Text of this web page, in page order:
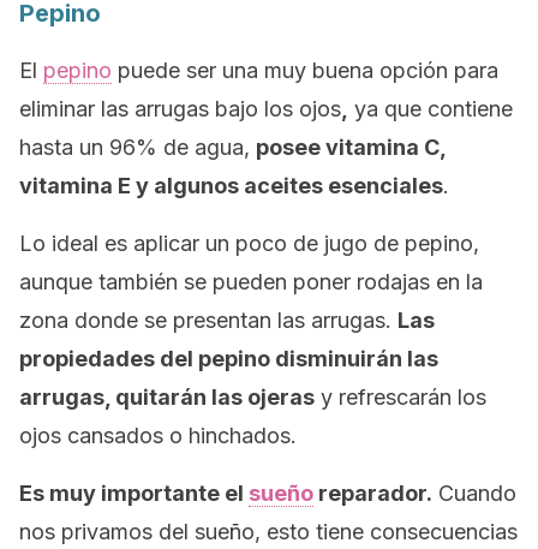
Pepino
El pepino puede ser una muy buena opción para
eliminar las arrugas bajo los ojos ya que contiene
hasta un 96% de agua, posee vitamina C,
vitamina E y algunos aceites esenciales.
Lo ideal es aplicar un poco de jugo de pepino,
aunque también se pueden poner rodajas en la
zona donde se presentan las arrugas. Las
propiedades del pepino disminuirán las
arrugas, quitarán las ojeras y refrescarán los
ojos cansados o hinchados.
Es muy importante el sueño reparador. Cuando
nos privamos del sueño, esto tiene consecuencias